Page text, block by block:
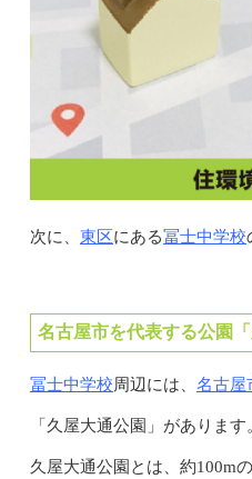
次に、 東区にある冨士中学校
名古屋市を代表する公園「
冨士中学校周辺には、 名古屋
「久屋大通公園」があります
久屋大通公園とは、約100m